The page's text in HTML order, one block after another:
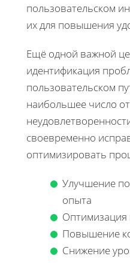
пользовательском
их для повышения
Ещё одной важной
идентификация
пользовательском
наибольшее число
своевременно
оптимизировать
Улучшение
опыта
Оптимизация
Повышение
Снижение